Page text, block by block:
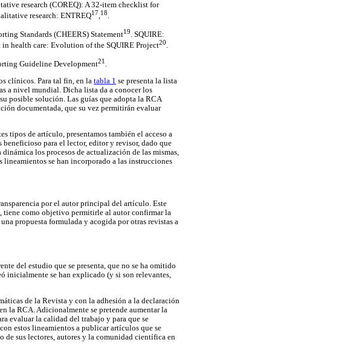
research (COREQ): A 32-item checklist for
research: ENTREQ17,18.
Standards (CHEERS) Statement19. SQUIRE:
health care: Evolution of the SQUIRE Project20.
Guideline Development21.
clínicos. Para tal fin, en la tabla 1 se presenta la lista
a nivel mundial. Dicha lista da a conocer los
posible solución. Las guías que adopta la RCA
documentada, que su vez permitirán evaluar
tipos de artículo, presentamos también el acceso a
beneficioso para el lector, editor y revisor, dado que
los procesos de actualización de las mismas,
lineamientos se han incorporado a las instrucciones
por el autor principal del artículo. Este
tiene como objetivo permitirle al autor confirmar la
propuesta formulada y acogida por otras revistas a
del estudio que se presenta, que no se ha omitido
inicialmente se han explicado (y si son relevantes,
de la Revista y con la adhesión a la declaración
la RCA. Adicionalmente se pretende aumentar la
evaluar la calidad del trabajo y para que se
estos lineamientos a publicar artículos que se
de sus lectores, autores y la comunidad científica en